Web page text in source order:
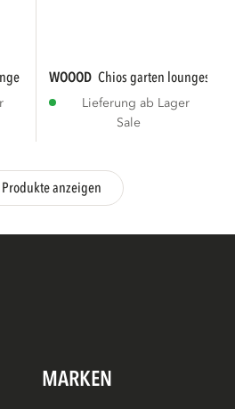
set rechts natur
WOOOD chios garten loungeset
Lieferung ab Lager
Sale
anzeigen
MARKEN